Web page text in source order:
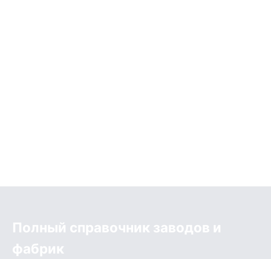
Полный справочник заводов и
фабрик